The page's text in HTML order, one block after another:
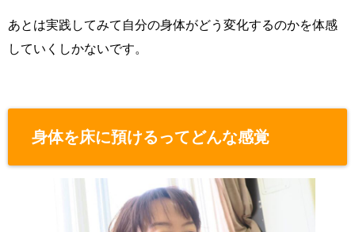
あとは実践してみて自分の身体がどう変化するのかを体感
していくしかないです。
身体を床に預けるってどんな感覚